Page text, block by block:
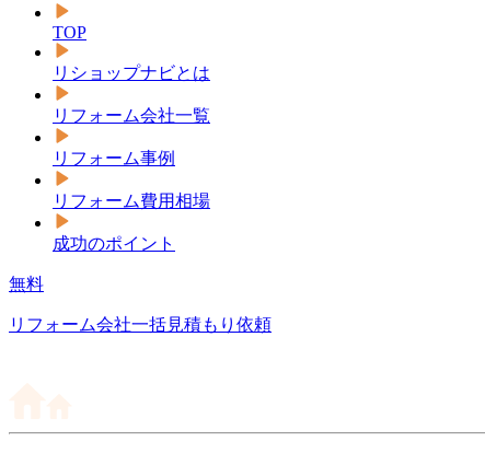
TOP
リショップナビとは
リフォーム会社一覧
リフォーム事例
リフォーム費用相場
成功のポイント
無料
リフォーム会社一括見積もり依頼